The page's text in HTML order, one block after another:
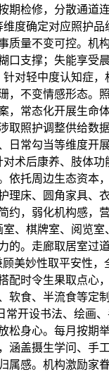
检修，分散通
度确定对应照护
量不变可控。
支撑；失能享
对轻中度认知症
不变情感形态
常态化开展生
照护调整供给
常勾当等维度
术后康养、肢体
托周边生态资
床、圆角家具
，弱化机构感
、棋牌室、阅览
。走廊取居室
美妙性取平安性
时令生果取点
食、半流食等
开设书法、绘
身心。每月按
盖摄生学问、
感。机构激励